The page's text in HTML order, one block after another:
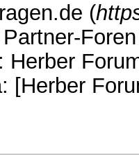
(
Herber
[Herber